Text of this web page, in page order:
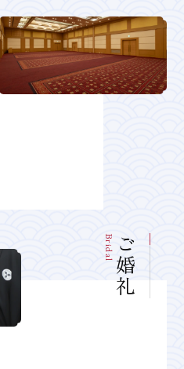
ご婚礼
Bridal